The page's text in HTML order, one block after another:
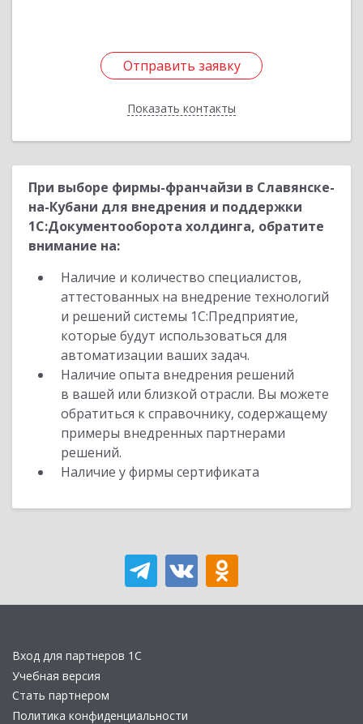
Отправить заявку
Показать контакты
Отправить заявку
Назад
При выборе фирмы-франчайзи в Славянске-
на-Кубани для внедрения и поддержки
1С:Документооборота холдинга, обратите
внимание на:
Наличие и количество специалистов,
аттестованных на внедрение технологий
и решений системы 1С:Предприятие,
которые будут использоваться для
автоматизации ваших задач.
Наличие опыта внедрения решений
в вашей или близкой отрасли. Вы можете
обратиться к справочнику, содержащему
примеры внедренных партнерами
решений.
Наличие у фирмы сертификата
Вход для партнеров 1С
Учебная версия
Стать партнером
Политика конфиденциальности